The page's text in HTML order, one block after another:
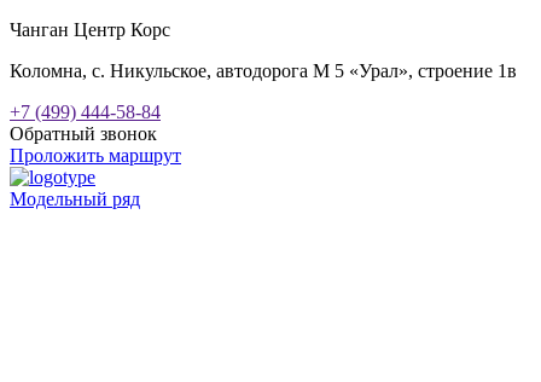
Чанган Центр Корс
Коломна, с. Никульское, автодорога М 5 «Урал», строение 1в
+7 (499) 444-58-84
Обратный звонок
Проложить маршрут
Модельный ряд